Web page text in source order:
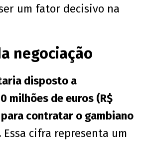
um fator decisivo na
negociação
disposto a
milhões de euros (R$
contratar o gambiano
Essa cifra representa um